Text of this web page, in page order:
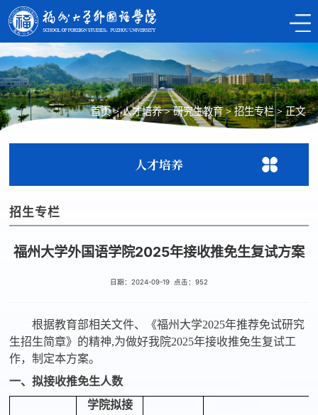
首页>人才培养>研究生教育>招生专栏>正文
人才培养
招生专栏
福州大学外国语学院2025年接收推免生复试方案
日期：2024-09-19 点击： 952
根据教育部相关文件、《福州大学2025年推荐免试研究
生招生简章》的精神,为做好我院2025年接收推免生复试工
作，制定本方案。
一、拟接收推免生人数
学院拟接